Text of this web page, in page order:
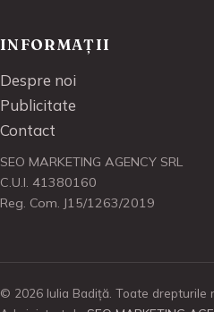
INFORMAȚII
Despre noi
Publicitate
Contact
SEO MARKETING AGENCY SRL
C.U.I. 41380160
Reg. Com. J15/1263/2019
© 2026 Iulia Badiță. Toate drepturile